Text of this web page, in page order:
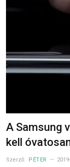
A Samsung
kell
Szerző: PÉTER